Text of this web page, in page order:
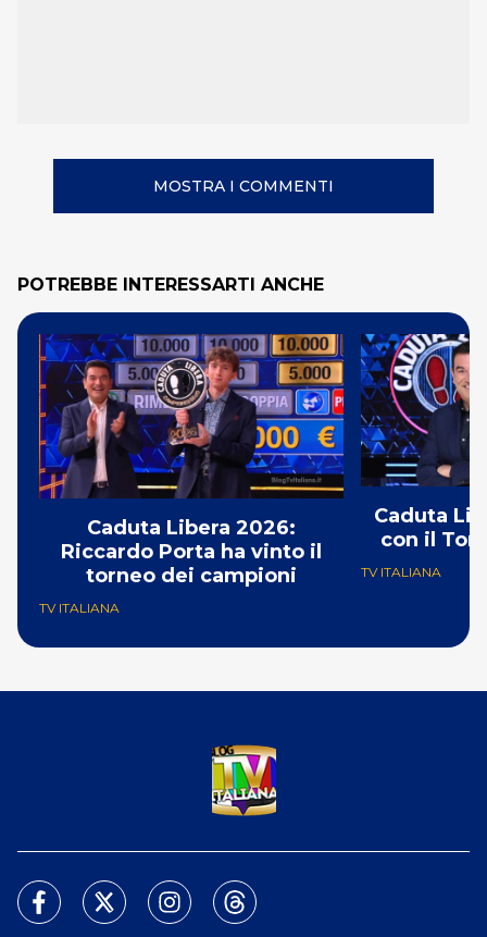
MOSTRA I COMMENTI
POTREBBE INTERESSARTI ANCHE
Caduta Libera 2026:
Riccardo Porta ha vinto il
torneo dei campioni
TV ITALIANA
Caduta
con il
TV ITALIANA